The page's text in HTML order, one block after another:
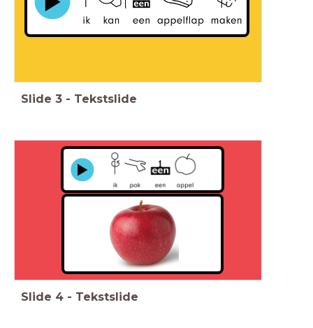
Slide 3 - Tekstslide
Slide 4 - Tekstslide